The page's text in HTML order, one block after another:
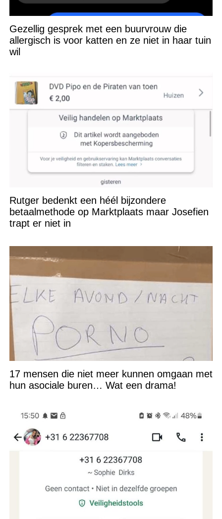
Gezellig gesprek met een buurvrouw die
allergisch is voor katten en ze niet in haar tuin
wil
Rutger bedenkt een héél bijzondere
betaalmethode op Marktplaats maar Josefien
trapt er niet in
17 mensen die niet meer kunnen omgaan met
hun asociale buren… Wat een drama!